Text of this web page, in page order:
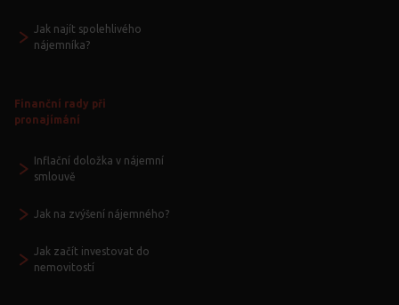
Jak najít spolehlivého
nájemníka?
Finanční rady při
pronajímání
Inflační doložka v nájemní
smlouvě
Jak na zvýšení nájemného?
Jak začít investovat do
nemovitostí